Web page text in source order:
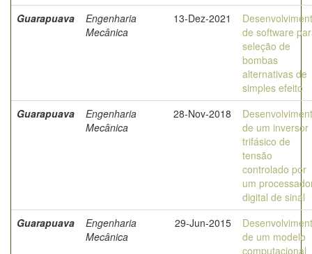
Guarapuava
Engenharia
Mecânica
13-Dez-2021
de software
seleção de
bombas
alternativas de
simples efeito
Guarapuava
Engenharia
Mecânica
28-Nov-2018
de um inversor
trifásico de
tensão
controlado por
um
digital de sinal
Guarapuava
Engenharia
Mecânica
29-Jun-2015
de um modelo
computacional